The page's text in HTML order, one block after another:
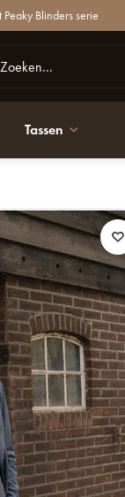
Blinders serie
Tassen